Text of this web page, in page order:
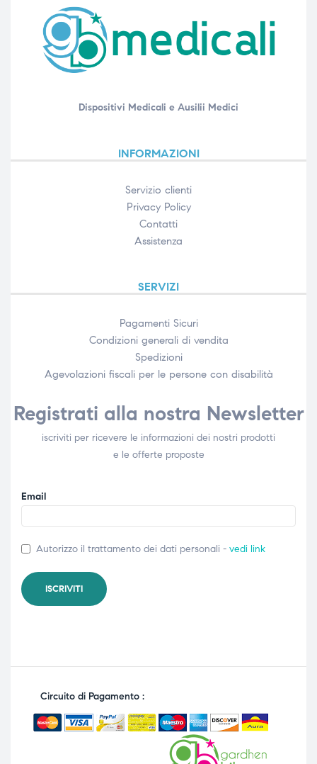
Dispositivi Medicali e Ausilii Medici
INFORMAZIONI
Servizio clienti
Privacy Policy
Contatti
Assistenza
SERVIZI
Pagamenti Sicuri
Condizioni generali di vendita
Spedizioni
Agevolazioni fiscali per le persone con disabilità​
Registrati alla nostra Newsletter
iscriviti per ricevere le informazioni dei nostri prodotti
e le offerte proposte
Email
Autorizzo il trattamento dei dati personali - vedi link
Circuito di Pagamento :